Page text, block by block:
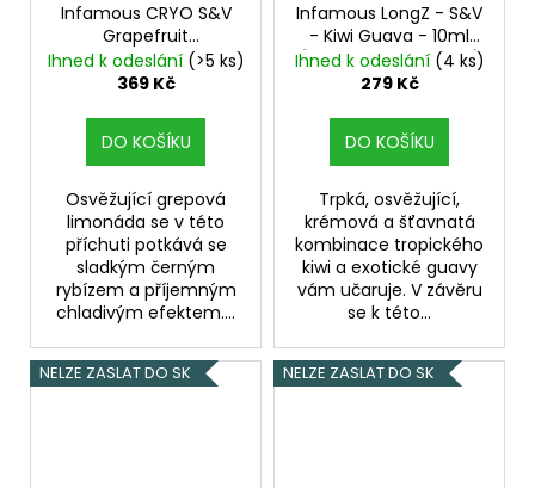
Infamous CRYO S&V
Grapefruit
Blackcurrant 10ml
vychlazený grep s
Ihned k odeslání (>5 ks)
369 Kč
DO KOŠÍKU
Osvěžující grepová
limonáda se v této
příchuti potkává se
sladkým černým
rybízem a příjemným
chladivým efektem....
Infamous LongZ - S&V
- Kiwi Guava - 10ml
(Ledové kiwi a guava)
Ihned k odeslání (4 ks)
279 Kč
DO KOŠÍKU
Trpká, osvěžující,
krémová a šťavnatá
kombinace tropického
kiwi a exotické guavy
vám učaruje. V závěru
se k této...
NELZE ZASLAT DO SK NELZE ZASLAT DO SK